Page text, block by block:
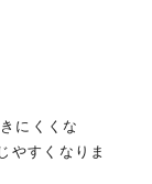
にくくな
やすくなりま